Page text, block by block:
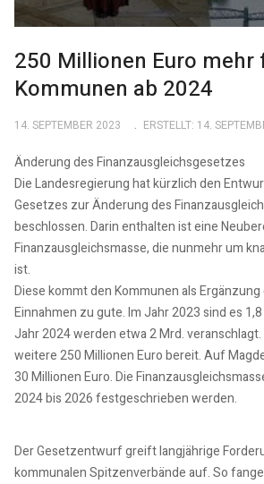
250 Millionen Euro mehr
Kommunen ab 2024
14. SEPTEMBER 2023 ERSTELLT: 14.
Änderung des Finanzausgleichsgesetzes
Die Landesregierung hat kürzlich den
Gesetzes zur Änderung des
beschlossen. Darin enthalten ist eine
Finanzausgleichsmasse, die nunmehr um
ist.
Diese kommt den Kommunen als
Einnahmen zu gute. Im Jahr 2023 sind es
Jahr 2024 werden etwa 2 Mrd.
weitere 250 Millionen Euro bereit. Auf
30 Millionen Euro. Die
2024 bis 2026 festgeschrieben werden.
Der Gesetzentwurf greift langjährige
kommunalen Spitzenverbände auf. So